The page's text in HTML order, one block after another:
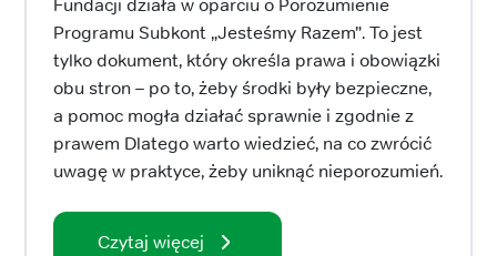
Fundacji działa w oparciu o Porozumienie
Programu Subkont „Jesteśmy Razem”. To jest
tylko dokument, który określa prawa i obowiązki
obu stron – po to, żeby środki były bezpieczne,
a pomoc mogła działać sprawnie i zgodnie z
prawem Dlatego warto wiedzieć, na co zwrócić
uwagę w praktyce, żeby uniknąć nieporozumień.
Czytaj więcej